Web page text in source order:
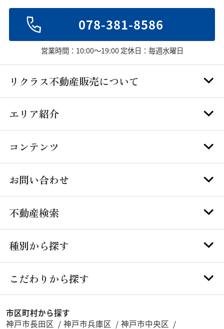
078-381-8586
営業時間：10:00～19:00 定休日：毎週水曜日
リクラス不動産販売について
エリア紹介
コンテンツ
お問い合わせ
不動産検索
種別から探す
こだわりから探す
市区町村から探す
神戸市長田区
神戸市兵庫区 神戸市中央区